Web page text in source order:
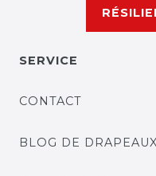
SERVICE
CONTACT
BLOG DE DRAPEAUX